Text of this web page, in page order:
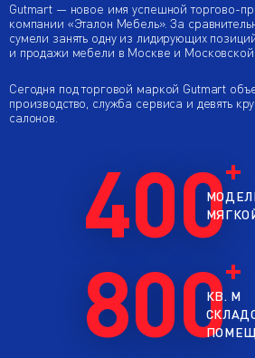
Gutmart — новое имя успешной торгово-
компании «Эталон Мебель». За
сумели занять одну из лидирующих
и продажи мебели в Москве и Московской
Сегодня под торговой маркой Gutmart
производство, служба сервиса и девять
салонов.
400
800
КВ. М